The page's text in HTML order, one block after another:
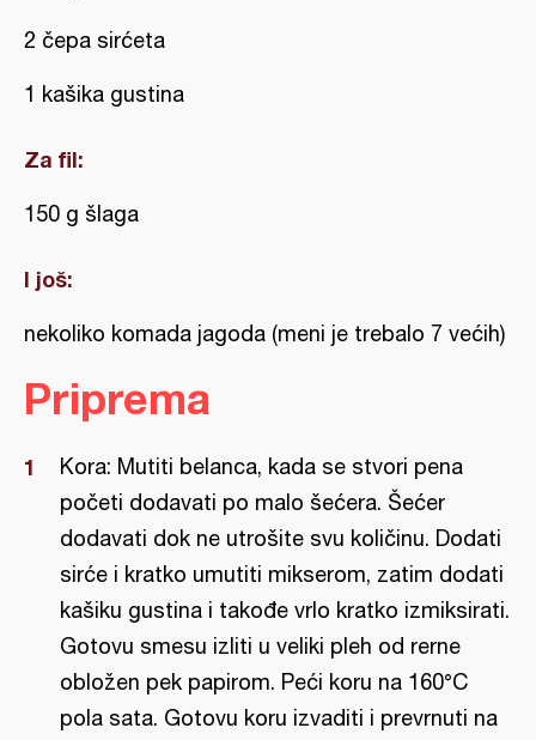
2 čepa sirćeta
1 kašika gustina
Za fil:
150 g šlaga
I još:
nekoliko komada jagoda (meni je trebalo 7 većih)
Priprema
Kora: Mutiti belanca, kada se stvori pena
početi dodavati po malo šećera. Šećer
dodavati dok ne utrošite svu količinu. Dodati
sirće i kratko umutiti mikserom, zatim dodati
kašiku gustina i takođe vrlo kratko izmiksirati.
Gotovu smesu izliti u veliki pleh od rerne
obložen pek papirom. Peći koru na 160°C
pola sata. Gotovu koru izvaditi i prevrnuti na